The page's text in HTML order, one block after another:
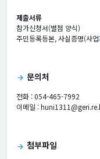
제출서류
참가신청서(별첨 양식)
주민등록등본, 사실증명(사
arrow_forward 문의처
전화 : 054-465-7992
이메일 :
arrow_forward 첨부파일